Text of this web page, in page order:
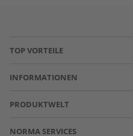
TOP VORTEILE
INFORMATIONEN
PRODUKTWELT
NORMA SERVICES